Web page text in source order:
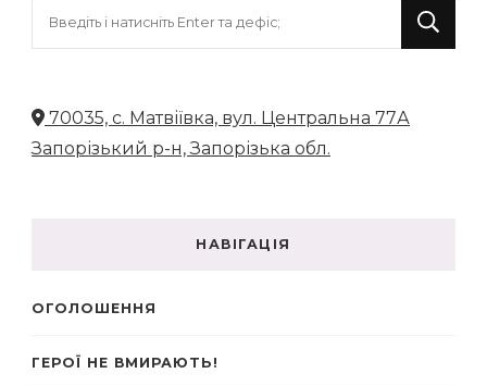
70035, с. Матвіївка, вул. Центральна 77А
Запорізький р-н, Запорізька обл.
НАВІГАЦІЯ
ОГОЛОШЕННЯ
ГЕРОЇ НЕ ВМИРАЮТЬ!